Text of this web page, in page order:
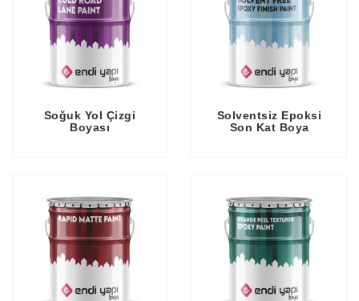
Soğuk Yol Çizgi
Boyası
Solventsiz Epoksi
Son Kat Boya